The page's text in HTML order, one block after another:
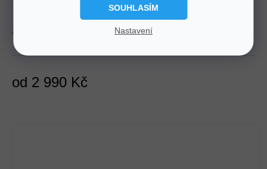
SOUHLASÍM
Nastavení
od 2 990 Kč
Zvolte variantu